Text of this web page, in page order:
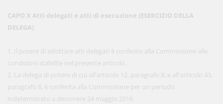
CAPO X Atti delegati e atti di esecuzione (ESERCIZIO DELLA
DELEGA)
1. Il potere di adottare atti delegati è conferito alla Commissione alle
condizioni stabilite nel presente articolo.
2. La delega di potere di cui all'articolo 12, paragrafo 8, e all'articolo 43,
paragrafo 8, è conferita alla Commissione per un periodo
indeterminato a decorrere 24 maggio 2016.
570.00€ risparmi il 21%!
Acquista ora